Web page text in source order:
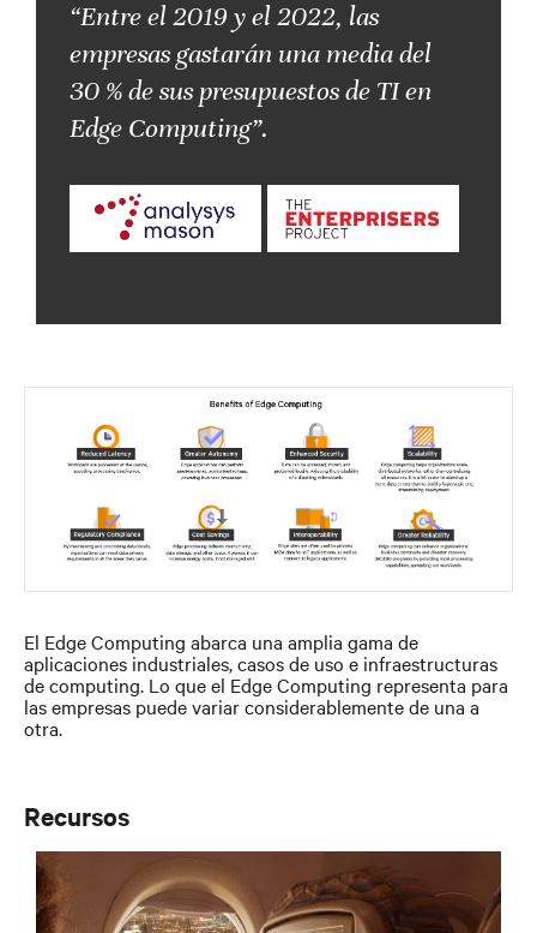
“Entre el 2019 y el 2022, las
empresas gastarán una media del
30 % de sus presupuestos de TI en
Edge Computing”.
El Edge Computing abarca una amplia gama de
aplicaciones industriales, casos de uso e infraestructuras
de computing. Lo que el Edge Computing representa para
las empresas puede variar considerablemente de una a
otra.
Recursos